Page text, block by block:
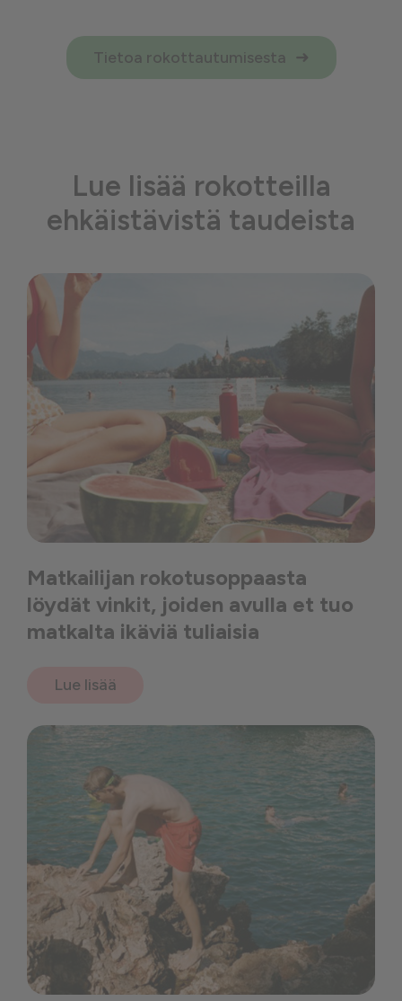
Tietoa rokottautumisesta
Lue lisää rokotteilla
ehkäistävistä taudeista
Matkailijan rokotusoppaasta
löydät vinkit, joiden avulla et tuo
matkalta ikäviä tuliaisia
Lue lisää